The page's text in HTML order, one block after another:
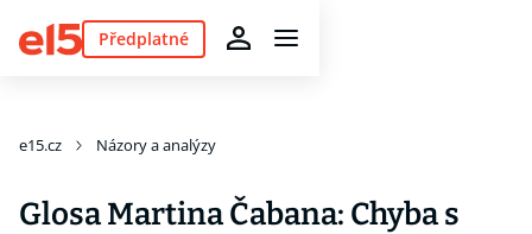
Předplatné
e15.cz Názory a analýzy
Glosa Martina Čabana: Chyba s